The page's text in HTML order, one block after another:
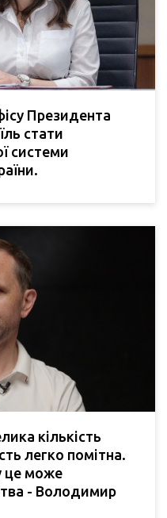
Президента
стати
системи
кількість
легко помітна.
це може
- Володимир